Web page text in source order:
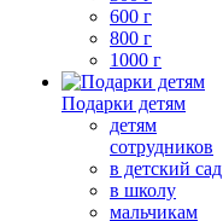
600 г
800 г
1000 г
Подарки детям
детям
сотрудников
в детский сад
в школу
мальчикам